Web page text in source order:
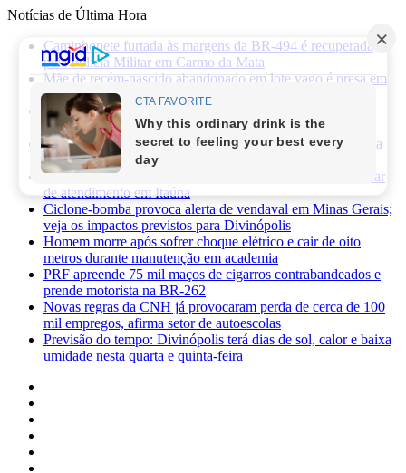
Notícias de Última Hora
Caminhonete furtada às margens da BR-494 é recuperada
pela Polícia Militar em Carmo da Mata
Mãe de recém-nascido abandonado em lote vago é presa em
Sabará
Três pessoas ficam feridas após ataque a facadas no bairro
Planalto, em Divinópolis
Previsão do tempo: fim de semana será de sol, calor e baixa
umidade em Divinópolis
Homem quebra vidro da recepção de hospital após reclamar
de atendimento em Itaúna
Ciclone-bomba provoca alerta de vendaval em Minas Gerais;
veja os impactos previstos para Divinópolis
Homem morre após sofrer choque elétrico e cair de oito
metros durante manutenção em academia
PRF apreende 75 mil maços de cigarros contrabandeados e
prende motorista na BR-262
Novas regras da CNH já provocaram perda de cerca de 100
mil empregos, afirma setor de autoescolas
Previsão do tempo: Divinópolis terá dias de sol, calor e baixa
umidade nesta quarta e quinta-feira